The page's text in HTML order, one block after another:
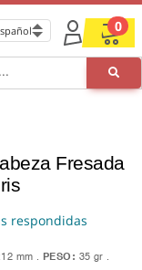
0
Fresada
respondidas
mm PESO: 35 gr